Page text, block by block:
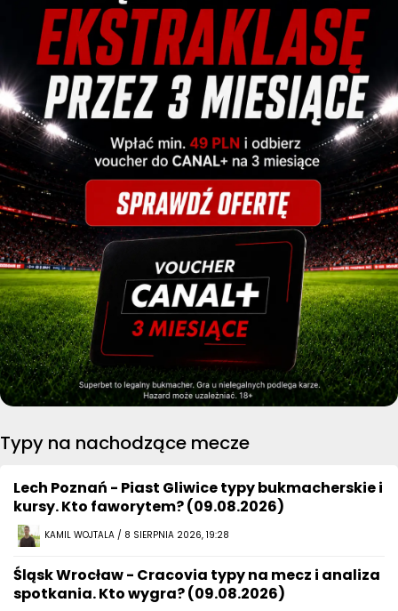
Typy na nachodzące mecze
Lech Poznań - Piast Gliwice typy bukmacherskie i
kursy. Kto faworytem? (09.08.2026)
KAMIL WOJTALA / 8 SIERPNIA 2026, 19:28
Śląsk Wrocław - Cracovia typy na mecz i analiza
spotkania. Kto wygra? (09.08.2026)